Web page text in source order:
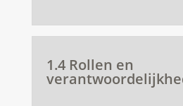
1.4 Rollen en